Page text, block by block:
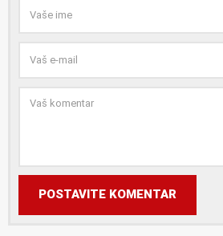
POSTAVITE KOMENTAR